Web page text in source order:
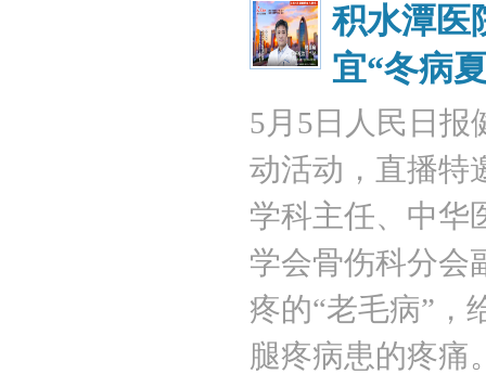
积水潭医
宜“冬病
5月5日人民日报
动活动，直播特
学科主任、中华
学会骨伤科分会
疼的“老毛病”，
腿疼病患的疼痛